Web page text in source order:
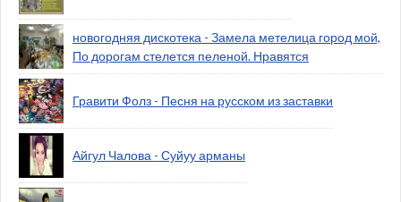
новогодняя дискотека - Замела метелица город мой,
По дорогам стелется пеленой. Нравятся
Гравити Фолз - Песня на русском из заставки
Айгул Чалова - Суйуу арманы